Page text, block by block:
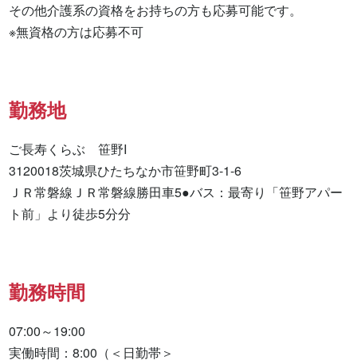
その他介護系の資格をお持ちの方も応募可能です。
※無資格の方は応募不可
勤務地
ご長寿くらぶ　笹野I
3120018茨城県ひたちなか市笹野町3-1-6
ＪＲ常磐線ＪＲ常磐線勝田車5●バス：最寄り「笹野アパー
ト前」より徒歩5分分
勤務時間
07:00～19:00
実働時間：8:00（＜日勤帯＞